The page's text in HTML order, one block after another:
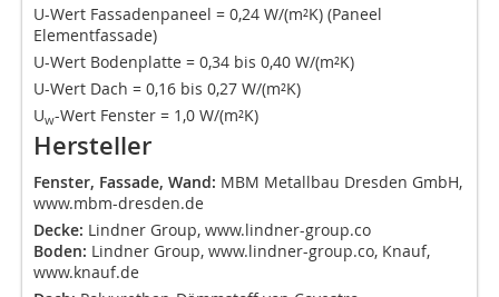
U-Wert Fassadenpaneel = 0,24 W/(m²K) (Paneel
Elementfassade)
U-Wert Bodenplatte = 0,34 bis 0,40 W/(m²K)
U-Wert Dach = 0,16 bis 0,27 W/(m²K)
Uw-Wert Fenster = 1,0 W/(m²K)
Hersteller
Fenster, Fassade, Wand: MBM Metallbau Dresden GmbH,
www.mbm-dresden.de
Decke: Lindner Group, www.lindner-group.co
Boden: Lindner Group, www.lindner-group.co, Knauf,
www.knauf.de